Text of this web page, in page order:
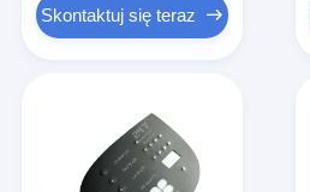
Produkty
filmy
Skontaktuj się teraz